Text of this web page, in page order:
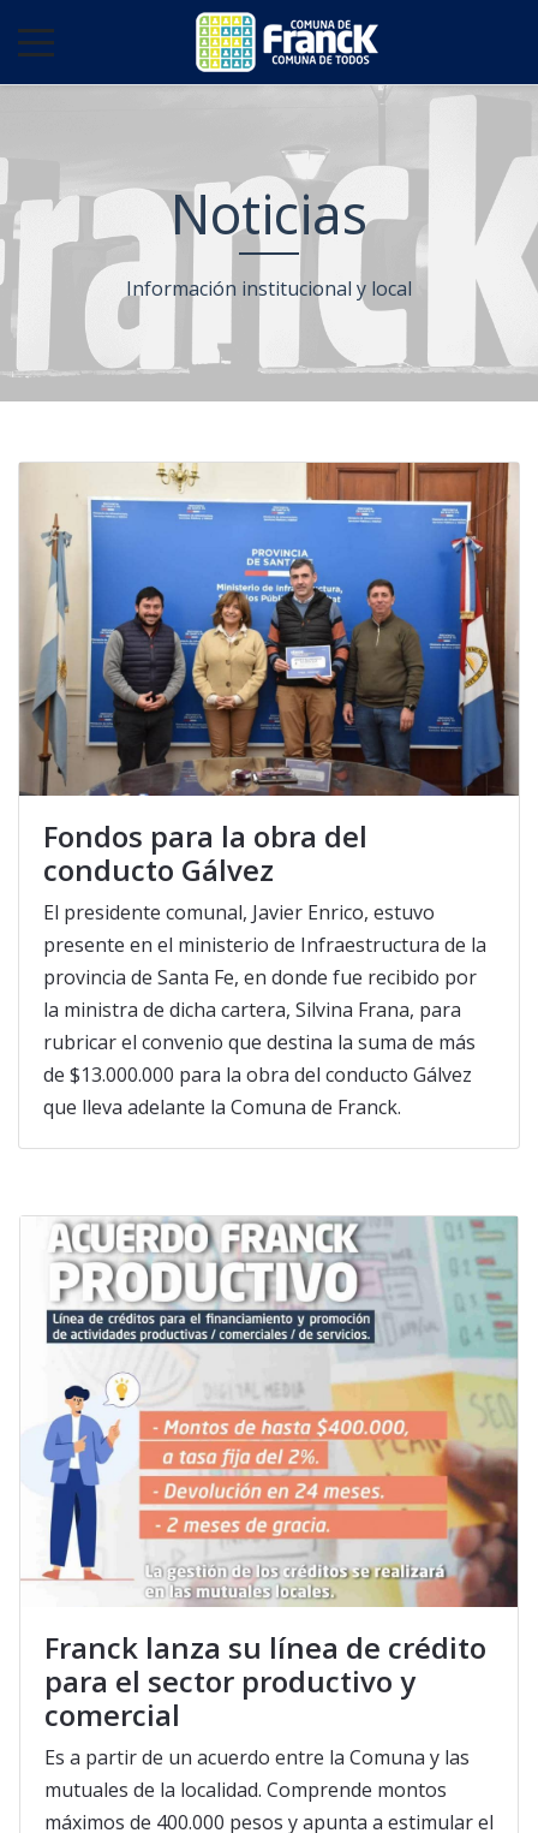
Noticias
Información institucional y local
Fondos para la obra del
conducto Gálvez
El presidente comunal, Javier Enrico, estuvo
presente en el ministerio de Infraestructura de la
provincia de Santa Fe, en donde fue recibido por
la ministra de dicha cartera, Silvina Frana, para
rubricar el convenio que destina la suma de más
de $13.000.000 para la obra del conducto Gálvez
que lleva adelante la Comuna de Franck.
Franck lanza su línea de crédito
para el sector productivo y
comercial
Es a partir de un acuerdo entre la Comuna y las
mutuales de la localidad. Comprende montos
máximos de 400.000 pesos y apunta a estimular el